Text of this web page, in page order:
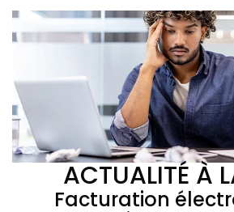
ACTUALITÉ À
Facturation